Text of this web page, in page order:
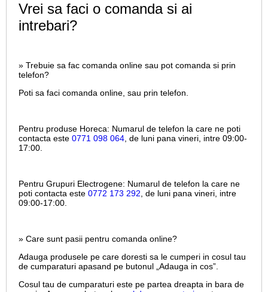
Vrei sa faci o comanda si ai
intrebari?
» Trebuie sa fac comanda online sau pot comanda si prin
telefon?
Poti sa faci comanda online, sau prin telefon.
Pentru produse Horeca: Numarul de telefon la care ne poti
contacta este 0771 098 064, de luni pana vineri, intre 09:00-
17:00.
Pentru Grupuri Electrogene: Numarul de telefon la care ne
poti contacta este 0772 173 292, de luni pana vineri, intre
09:00-17:00.
» Care sunt pasii pentru comanda online?
Adauga produsele pe care doresti sa le cumperi in cosul tau
de cumparaturi apasand pe butonul „Adauga in cos”.
Cosul tau de cumparaturi este pe partea dreapta in bara de